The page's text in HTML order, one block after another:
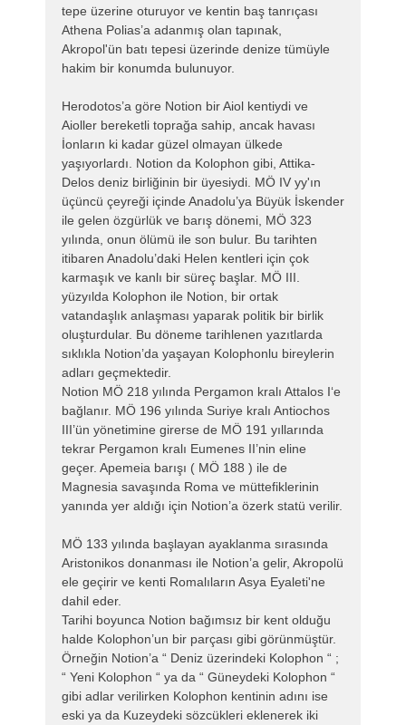
tepe üzerine oturuyor ve kentin baş tanrıçası
Athena Polias’a adanmış olan tapınak,
Akropol'ün batı tepesi üzerinde denize tümüyle
hakim bir konumda bulunuyor.
Herodotos’a göre Notion bir Aiol kentiydi ve
Aioller bereketli toprağa sahip, ancak havası
İonların ki kadar güzel olmayan ülkede
yaşıyorlardı. Notion da Kolophon gibi, Attika-
Delos deniz birliğinin bir üyesiydi. MÖ IV yy'ın
üçüncü çeyreği içinde Anadolu’ya Büyük İskender
ile gelen özgürlük ve barış dönemi, MÖ 323
yılında, onun ölümü ile son bulur. Bu tarihten
itibaren Anadolu’daki Helen kentleri için çok
karmaşık ve kanlı bir süreç başlar. MÖ III.
yüzyılda Kolophon ile Notion, bir ortak
vatandaşlık anlaşması yaparak politik bir birlik
oluşturdular. Bu döneme tarihlenen yazıtlarda
sıklıkla Notion’da yaşayan Kolophonlu bireylerin
adları geçmektedir.
Notion MÖ 218 yılında Pergamon kralı Attalos I‘e
bağlanır. MÖ 196 yılında Suriye kralı Antiochos
III’ün yönetimine girerse de MÖ 191 yıllarında
tekrar Pergamon kralı Eumenes II’nin eline
geçer. Apemeia barışı ( MÖ 188 ) ile de
Magnesia savaşında Roma ve müttefiklerinin
yanında yer aldığı için Notion’a özerk statü verilir.
MÖ 133 yılında başlayan ayaklanma sırasında
Aristonikos donanması ile Notion’a gelir, Akropolü
ele geçirir ve kenti Romalıların Asya Eyaleti'ne
dahil eder.
Tarihi boyunca Notion bağımsız bir kent olduğu
halde Kolophon’un bir parçası gibi görünmüştür.
Örneğin Notion’a “ Deniz üzerindeki Kolophon “ ;
“ Yeni Kolophon “ ya da “ Güneydeki Kolophon “
gibi adlar verilirken Kolophon kentinin adını ise
eski ya da Kuzeydeki sözcükleri eklenerek iki